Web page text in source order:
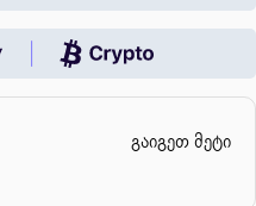
გაიგეთ მეტი